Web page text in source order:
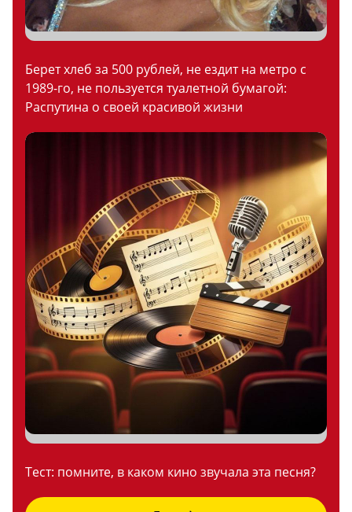
Берет хлеб за 500 рублей, не ездит на метро с
1989-го, не пользуется туалетной бумагой:
Распутина о своей красивой жизни
Тест: помните, в каком кино звучала эта песня?